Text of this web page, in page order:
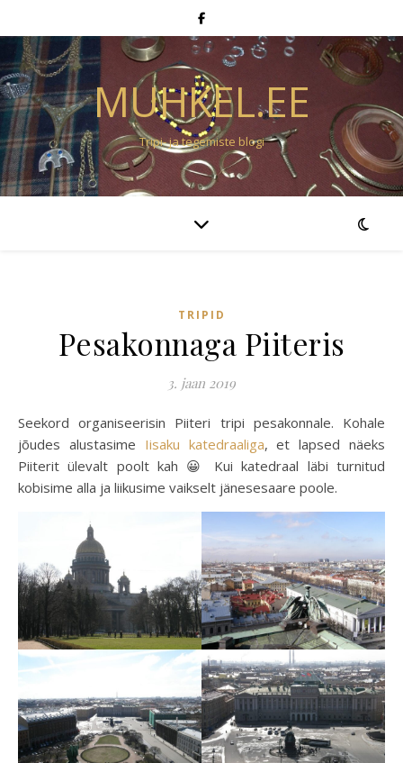
MUHKEL.EE
Tripi- ja tegemiste blogi
TRIPID
Pesakonnaga Piiteris
3. jaan 2019
Seekord organiseerisin Piiteri tripi pesakonnale. Kohale
jõudes alustasime Iisaku katedraaliga, et lapsed näeks
Piiterit ülevalt poolt kah 😀 Kui katedraal läbi turnitud
kobisime alla ja liikusime vaikselt jänesesaare poole.